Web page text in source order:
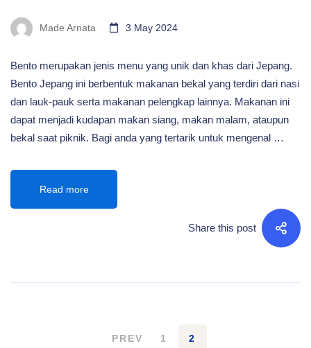
Made Arnata 3 May 2024
Bento merupakan jenis menu yang unik dan khas dari Jepang.
Bento Jepang ini berbentuk makanan bekal yang terdiri dari nasi
dan lauk-pauk serta makanan pelengkap lainnya. Makanan ini
dapat menjadi kudapan makan siang, makan malam, ataupun
bekal saat piknik. Bagi anda yang tertarik untuk mengenal …
Read more
Share this post
PREV 1 2